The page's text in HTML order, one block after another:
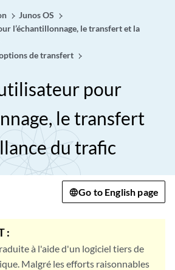
Junos OS
l’échantillonnage, le transfert et la
de transfert
pour
le transfert
du trafic
Go to English page
:
à l'aide d'un logiciel tiers de
Malgré les efforts raisonnables